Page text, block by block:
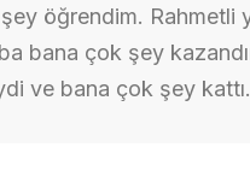
öğrendim. Rahmetli
bana çok şey
ve bana çok şey